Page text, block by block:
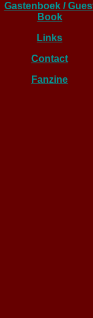
Gastenboek /
Book
Links
Contact
Fanzine